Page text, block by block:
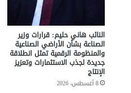
النائب هاني حليم: قرارات وزير
الصناعة بشأن الأراضي الصناعية
والمنظومة الرقمية تمثل انطلاقة
جديدة لجذب الاستثمارات وتعزيز
الإنتاج
8 أغسطس، 2026